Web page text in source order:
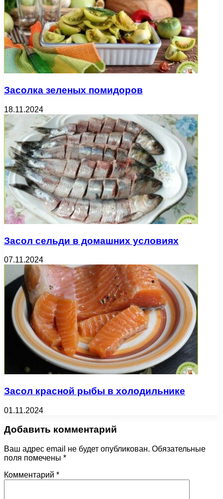
Засолка зеленых помидоров
18.11.2024
Засол сельди в домашних условиях
07.11.2024
Засол красной рыбы в холодильнике
01.11.2024
Добавить комментарий
Ваш адрес email не будет опубликован. Обязательные
поля помечены *
Комментарий *